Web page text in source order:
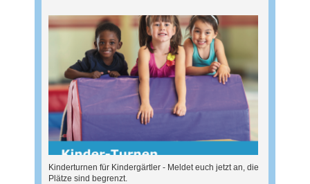
Kinderturnen für Kindergärtler - Meldet euch jetzt an, die
Plätze sind begrenzt.